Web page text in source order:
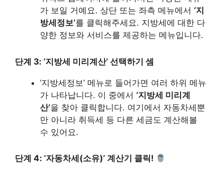
가 보일 거예요. 상단 또는 좌측 메뉴에서 ‘지
방세정보’를 클릭해주세요. 지방세에 대한 다
양한 정보와 서비스를 제공하는 메뉴입니다.
단계 3: ‘지방세 미리계산’ 선택하기 셈
‘지방세정보’ 메뉴로 들어가면 여러 하위 메뉴
가 나타납니다. 이 중에서 ‘지방세 미리계
산’을 찾아 클릭합니다. 여기에서 자동차세뿐
만 아니라 취득세 등 다른 세금도 계산해볼
수 있어요.
단계 4: ‘자동차세(소유)’ 계산기 클릭!